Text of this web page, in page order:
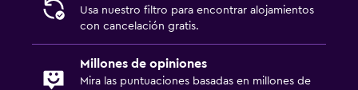
Usa nuestro filtro para encontrar alojamientos
con cancelación gratis.
Millones de opiniones
Mira las puntuaciones basadas en millones de